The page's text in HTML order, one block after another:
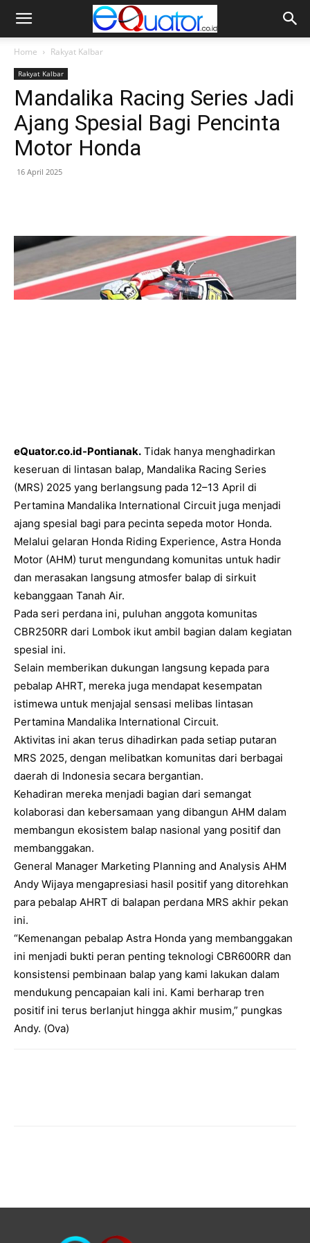
Home Rakyat Kalbar
Rakyat Kalbar
Mandalika Racing Series Jadi
Ajang Spesial Bagi Pencinta
Motor Honda
16 April 2025
eQuator.co.id-Pontianak. Tidak hanya menghadirkan
keseruan di lintasan balap, Mandalika Racing Series
(MRS) 2025 yang berlangsung pada 12–13 April di
Pertamina Mandalika International Circuit juga menjadi
ajang spesial bagi para pecinta sepeda motor Honda.
Melalui gelaran Honda Riding Experience, Astra Honda
Motor (AHM) turut mengundang komunitas untuk hadir
dan merasakan langsung atmosfer balap di sirkuit
kebanggaan Tanah Air.
Pada seri perdana ini, puluhan anggota komunitas
CBR250RR dari Lombok ikut ambil bagian dalam kegiatan
spesial ini.
Selain memberikan dukungan langsung kepada para
pebalap AHRT, mereka juga mendapat kesempatan
istimewa untuk menjajal sensasi melibas lintasan
Pertamina Mandalika International Circuit.
Aktivitas ini akan terus dihadirkan pada setiap putaran
MRS 2025, dengan melibatkan komunitas dari berbagai
daerah di Indonesia secara bergantian.
Kehadiran mereka menjadi bagian dari semangat
kolaborasi dan kebersamaan yang dibangun AHM dalam
membangun ekosistem balap nasional yang positif dan
membanggakan.
General Manager Marketing Planning and Analysis AHM
Andy Wijaya mengapresiasi hasil positif yang ditorehkan
para pebalap AHRT di balapan perdana MRS akhir pekan
ini.
“Kemenangan pebalap Astra Honda yang membanggakan
ini menjadi bukti peran penting teknologi CBR600RR dan
konsistensi pembinaan balap yang kami lakukan dalam
mendukung pencapaian kali ini. Kami berharap tren
positif ini terus berlanjut hingga akhir musim,” pungkas
Andy. (Ova)